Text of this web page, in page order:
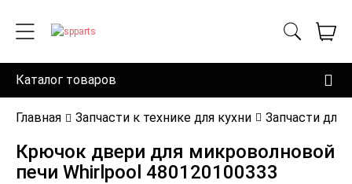
Каталог товаров
Главная Запчасти к технике для кухни Запчасти для
Крючок двери для микроволновой
печи Whirlpool 480120100333